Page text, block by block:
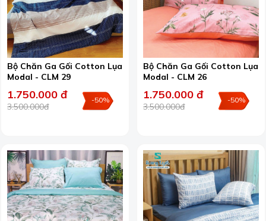
Bộ Chăn Ga Gối Cotton Lụa
Modal - CLM 29
1.750.000 đ
3.500.000đ
-50%
Bộ Chăn Ga Gối Cotton Lụa
Modal - CLM 26
1.750.000 đ
3.500.000đ
-50%